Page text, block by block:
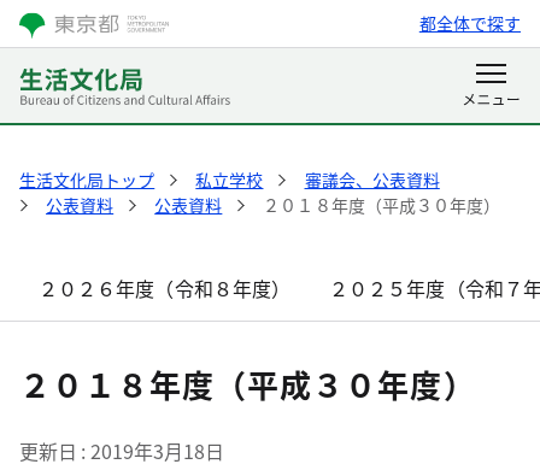
都全体で探す
生活文化局トップ 私立学校
審議会、公表資料
公表資料
公表資料 ２０１８年度（平成３０年度）
２０２６年度（令和８年度） ２０２５年度（令和７
２０１８年度（平成３０年度）
更新日 2019年3月18日